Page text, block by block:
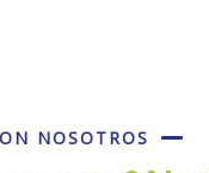
NOSOTROS